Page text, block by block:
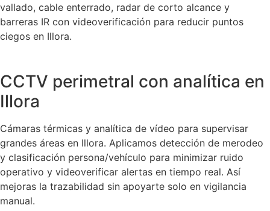
vallado, cable enterrado, radar de corto alcance y
barreras IR con videoverificación para reducir puntos
ciegos en Illora.
CCTV perimetral con analítica en
Illora
Cámaras térmicas y analítica de vídeo para supervisar
grandes áreas en Illora. Aplicamos detección de merodeo
y clasificación persona/vehículo para minimizar ruido
operativo y videoverificar alertas en tiempo real. Así
mejoras la trazabilidad sin apoyarte solo en vigilancia
manual.